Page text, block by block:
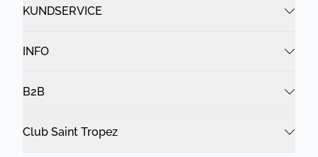
KUNDSERVICE
INFO
B2B
Club Saint Tropez